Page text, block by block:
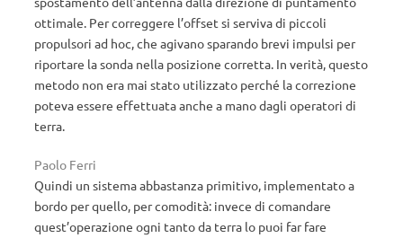
ottimale. Per correggere l’offset si serviva di piccoli
propulsori ad hoc, che agivano sparando brevi impulsi per
riportare la sonda nella posizione corretta. In verità, questo
metodo non era mai stato utilizzato perché la correzione
poteva essere effettuata anche a mano dagli operatori di
terra.
Paolo Ferri
Quindi un sistema abbastanza primitivo, implementato a
bordo per quello, per comodità: invece di comandare
quest’operazione ogni tanto da terra lo puoi far fare